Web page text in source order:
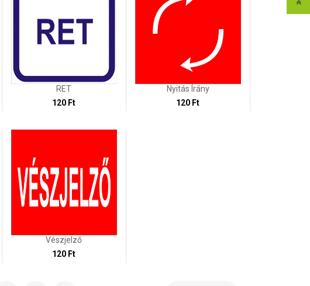
RET
120 Ft
Nyitás Írány
120 Ft
Vészjelző
120 Ft